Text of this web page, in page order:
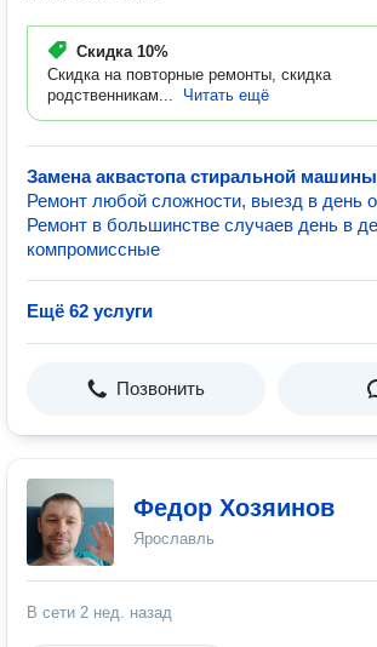
Скидка 10%
Скидка на повторные ремонты, скидка
родственникам...
Читать ещё
Замена аквастопа стиральной машины
Ремонт любой сложности, выезд в день
Ремонт в большинстве случаев день в
компромиссные
Ещё 62 услуги
Позвонить
Федор Хозяинов
Ярославль
В сети 2 нед. назад